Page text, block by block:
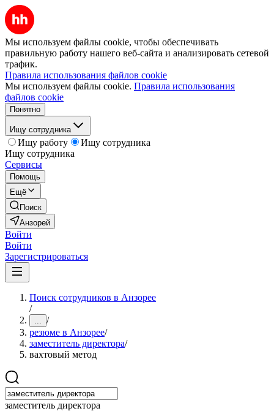
Мы используем файлы cookie, чтобы обеспечивать
правильную работу нашего веб-сайта и анализировать сетевой
трафик.
Правила использования файлов cookie
Мы используем файлы cookie. Правила использования
файлов cookie
Понятно
Ищу сотрудника
Ищу работу
Ищу сотрудника
Ищу сотрудника
Сервисы
Помощь
Ещё
Поиск
Анзорей
Войти
Войти
Зарегистрироваться
Поиск сотрудников в Анзорее
/
... /
резюме в Анзорее/
заместитель директора/
вахтовый метод
заместитель директора